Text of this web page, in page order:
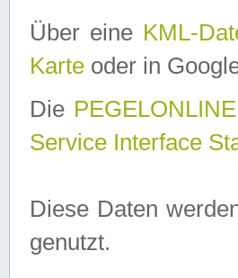
Über eine KML-
Karte oder in
Die
Service Interface
Diese Daten
genutzt.